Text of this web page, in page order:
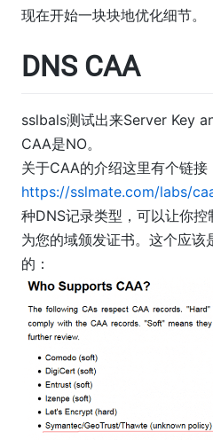
现在开始一块块地优化细节。
DNS CAA
sslbals测试出来Server Key
CAA是NO。
关于CAA的介绍这里有个链接
https://sslmate.com/labs/
种DNS记录类型，可以让你
为您的域颁发证书。这个应该
的：